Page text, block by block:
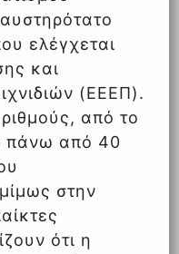
ελέγχεται
και
(ΕΕΕΠ).
από το
πάνω από 40
στην
ότι η